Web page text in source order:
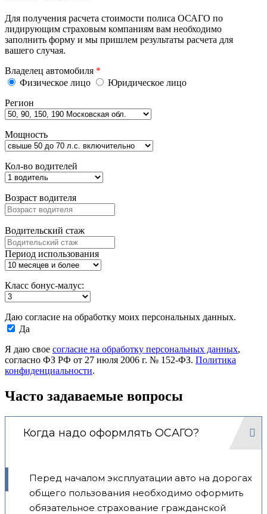
Для получения расчета стоимости полиса ОСАГО по
лидирующим страховым компаниям вам необходимо
заполнить форму и мы пришлем результаты расчета для
вашего случая.
Владелец автомобиля *
Физическое лицо
Юридическое лицо
Регион
Мощность
Кол-во водителей
Возраст водителя
Водительский стаж
Период использования
Класс бонус-малус:
Даю согласие на обработку моих персональных данных.
Да
Я даю свое согласие на обработку персональных данных,
согласно ФЗ РФ от 27 июля 2006 г. № 152-ФЗ. Политика
конфиденциальности.
Часто задаваемые вопросы
Когда надо оформлять ОСАГО?
Перед началом эксплуатации авто на дорогах
общего пользования необходимо оформить
обязательное страхование гражданской